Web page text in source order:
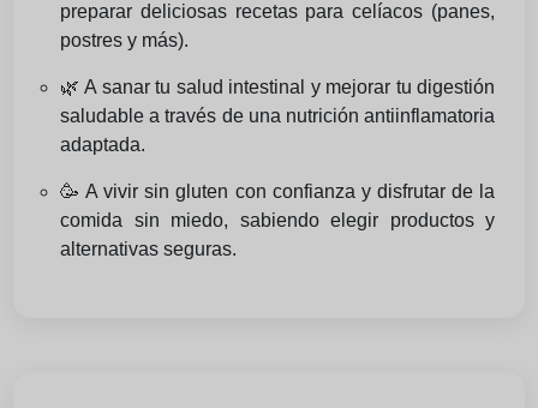
preparar deliciosas recetas para celíacos (panes,
postres y más).
🌿 A sanar tu salud intestinal y mejorar tu digestión
saludable a través de una nutrición antiinflamatoria
adaptada.
🥳 A vivir sin gluten con confianza y disfrutar de la
comida sin miedo, sabiendo elegir productos y
alternativas seguras.